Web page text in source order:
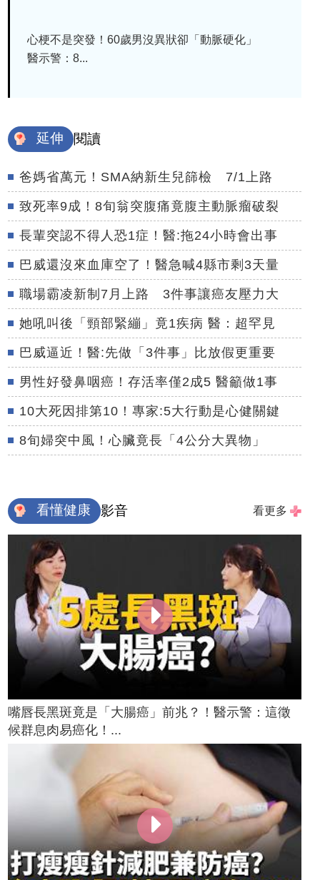
心梗不是突發！60歲男沒異狀卻「動脈硬化」
醫示警：8...
延伸 閱讀
爸媽省萬元！SMA納新生兒篩檢 7/1上路
致死率9成！8旬翁突腹痛竟腹主動脈瘤破裂
長輩突認不得人恐1症！醫:拖24小時會出事
巴威還沒來血庫空了！醫急喊4縣市剩3天量
職場霸凌新制7月上路 3件事讓癌友壓力大
她吼叫後「頸部緊繃」竟1疾病 醫：超罕見
巴威逼近！醫:先做「3件事」比放假更重要
男性好發鼻咽癌！存活率僅2成5 醫籲做1事
10大死因排第10！專家:5大行動是心健關鍵
8旬婦突中風！心臟竟長「4公分大異物」
看懂健康 影音 看更多
嘴唇長黑斑竟是「大腸癌」前兆？！醫示警：這徵
候群息肉易癌化！...